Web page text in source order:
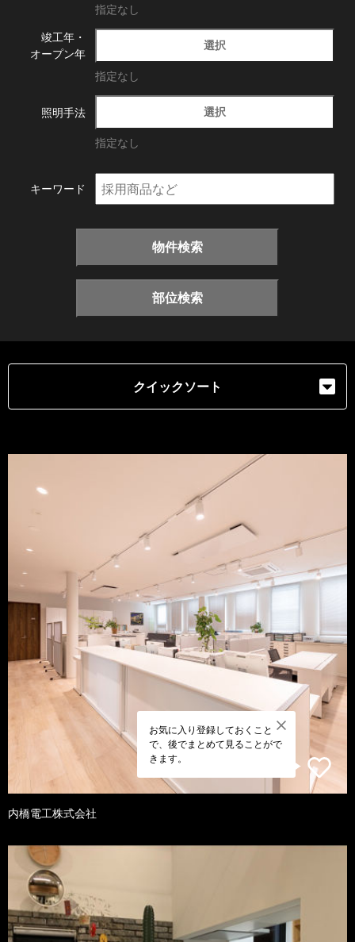
指定なし
竣工年・
オープン年
選択
指定なし
照明手法 選択
指定なし
キーワード
物件検索
部位検索
クイックソート
お気に入り登録しておくこと
で、後でまとめて見ることがで
きます。
内橋電工株式会社